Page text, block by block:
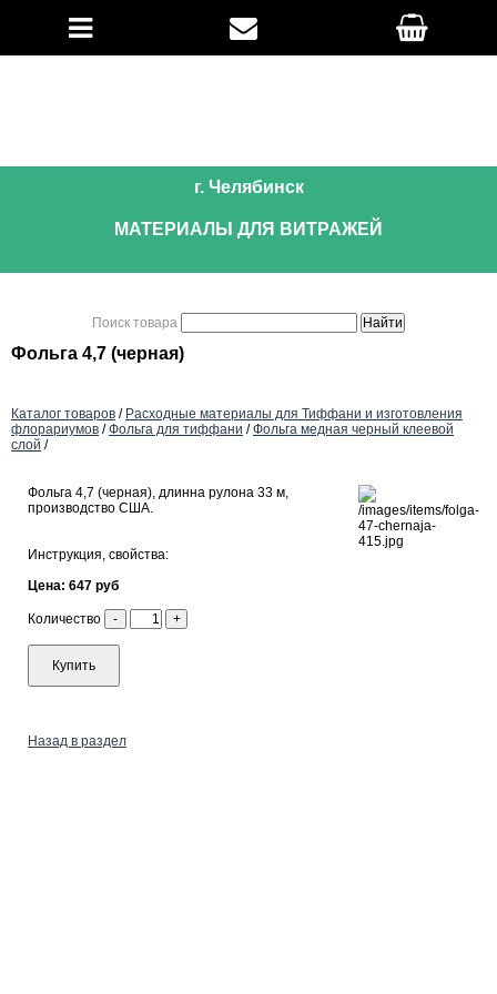
г. Челябинск
МАТЕРИАЛЫ ДЛЯ ВИТРАЖЕЙ
Поиск товара
Фольга 4,7 (черная)
Каталог товаров / Расходные материалы для Тиффани и изготовления
флорариумов /Фольга для тиффани /Фольга медная черный клеевой
слой /
Фольга 4,7 (черная), длинна рулона 33 м,
производство США.
Инструкция, свойства:
Цена: 647 руб
Количество - +
Купить
Назад в раздел